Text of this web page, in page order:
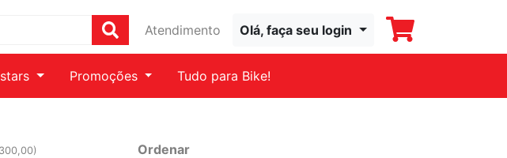
Atendimento Olá, faça seu login
Promoções Tudo para Bike!
,00) Ordenar